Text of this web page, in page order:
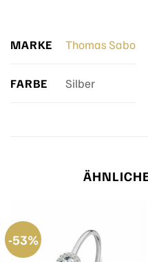
MARKE Thomas Sabo
FARBE Silber
-53%